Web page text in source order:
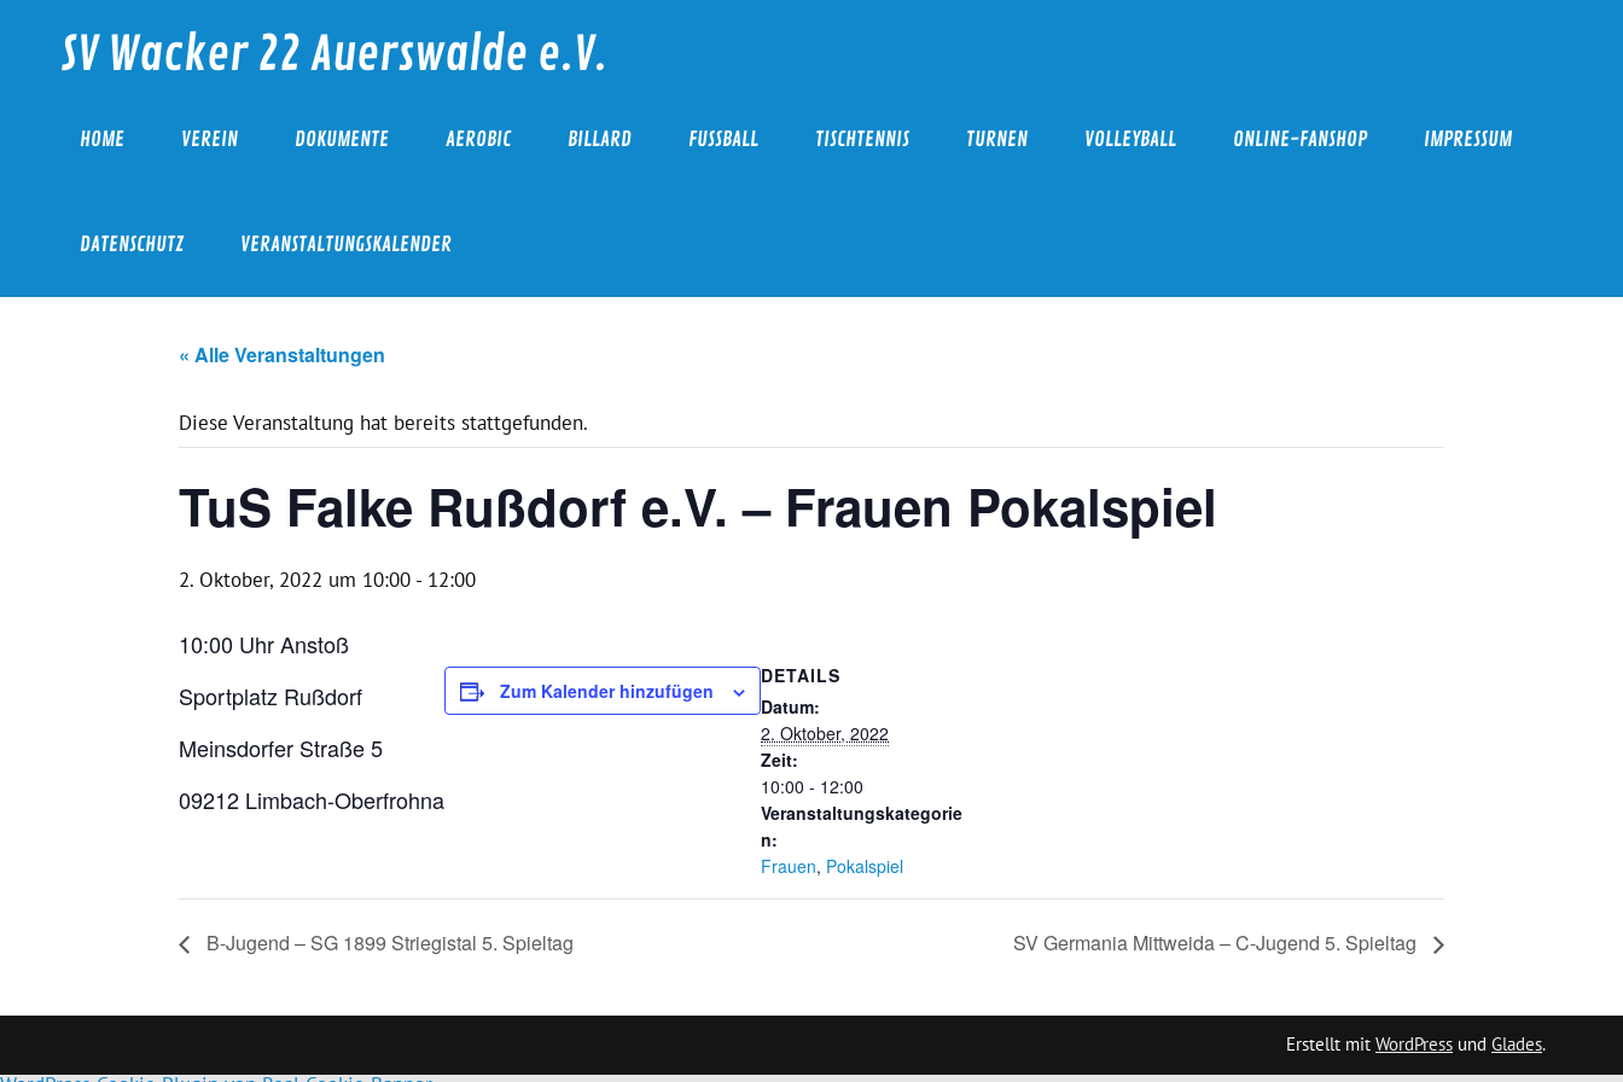
contentSV Wacker 22 Auerswalde e.V.
HOME VEREIN DOKUMENTE AEROBIC BILLARD FUSSBALL TISCHTENNIS TURNEN VOLLEYBALL ONLINE-FANSHOP IMPRESSUM
DATENSCHUTZ VERANSTALTUNGSKALENDER
« Alle Veranstaltungen
Diese Veranstaltung hat bereits stattgefunden.
TuS Falke Rußdorf e.V. – Frauen Pokalspiel
2. Oktober, 2022 um 10:00 - 12:00
10:00 Uhr Anstoß
Sportplatz Rußdorf
Meinsdorfer Straße 5
09212 Limbach-Oberfrohna
Zum Kalender hinzufügen
DETAILS
Datum:
2. Oktober, 2022
Zeit:
10:00 - 12:00
Veranstaltungskategorie
n:
Frauen, Pokalspiel
B-Jugend – SG 1899 Striegistal 5. Spieltag SV Germania Mittweida – C-Jugend 5. Spieltag
Erstellt mit WordPress und Glades.